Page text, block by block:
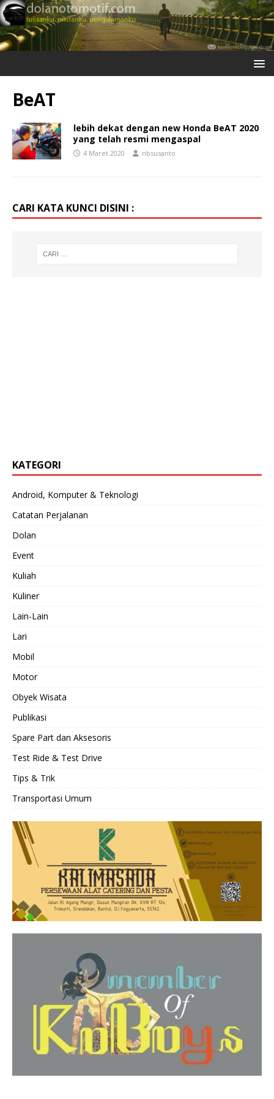
BeAT
lebih dekat dengan new Honda BeAT 2020
yang telah resmi mengaspal
4 Maret 2020 nbsusanto
CARI KATA KUNCI DISINI :
KATEGORI
Android, Komputer & Teknologi
Catatan Perjalanan
Dolan
Event
Kuliah
Kuliner
Lain-Lain
Lari
Mobil
Motor
Obyek Wisata
Publikasi
Spare Part dan Aksesoris
Test Ride & Test Drive
Tips & Trik
Transportasi Umum